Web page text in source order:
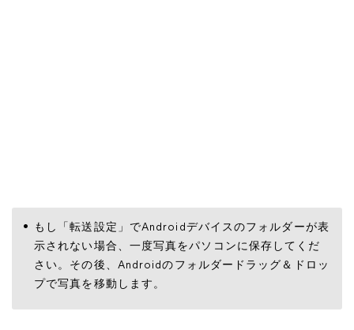
もし「転送設定」でAndroidデバイスのフォルダーが表
示されない場合、一度写真をパソコンに保存してくだ
さい。その後、Androidのフォルダードラッグ＆ドロッ
プで写真を移動します。